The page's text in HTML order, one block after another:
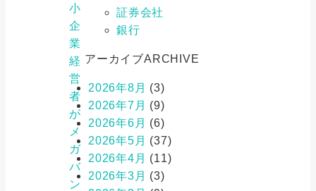
小
企
業
経
営
者
が
メ
ガ
バ
ン
証券会社
銀行
アーカイブARCHIVE
2026年8月 (3)
2026年7月 (9)
2026年6月 (6)
2026年5月 (37)
2026年4月 (11)
2026年3月 (3)